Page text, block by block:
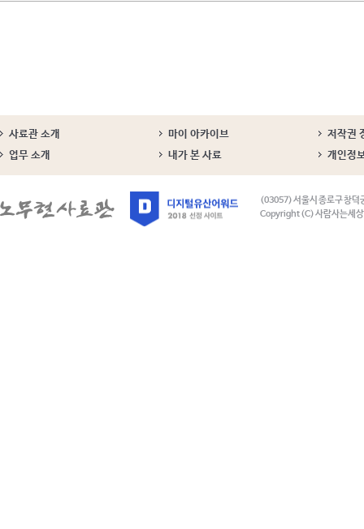
사료관 소개 마이 아카이브
저작권
업무 소개
내가 본 사료 개인정
(03057) 서울시 종로구 창덕
Copyright (C) 사람사는세